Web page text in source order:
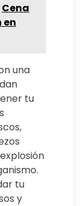
Cena
en
una
tu
tu
y